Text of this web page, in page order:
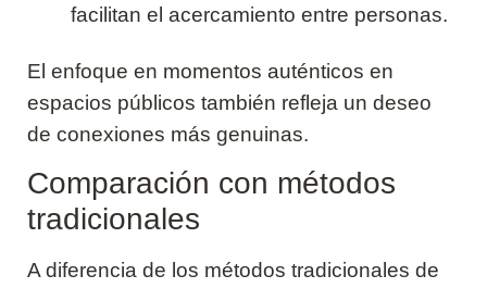
facilitan el acercamiento entre personas.
El enfoque en momentos auténticos en
espacios públicos también refleja un deseo
de conexiones más genuinas.
Comparación con métodos
tradicionales
A diferencia de los métodos tradicionales de